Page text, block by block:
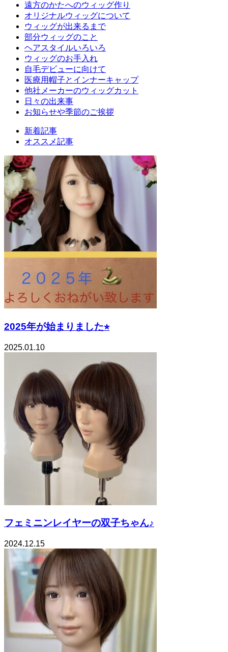
遠方のかたへのウィッグ作り
オリジナルウィッグについて
ウィッグが出来るまで
部分ウィッグのこと
ヘアスタイルいろいろ
ウィッグのお手入れ
自毛デビューに向けて
医療用帽子とインナーキャップ
他社メーカーのウィッグカット
日々の出来事
お知らせや季節のご挨拶
新着記事
オススメ記事
2025年が始まりました⭐︎
2025.01.10
フェミニンレイヤーの双子ちゃん♪
2024.12.15